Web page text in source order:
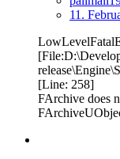
11.
[Line: 258]
FArchive does